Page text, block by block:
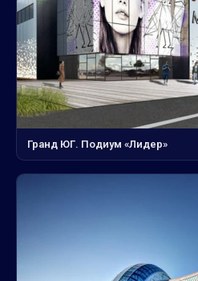
Гранд ЮГ. Подиум «Лидер»